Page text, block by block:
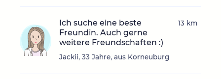
Ich suche eine beste
Freundin. Auch gerne
weitere Freundschaften :)
Jackii, 33 Jahre, aus Korneuburg
13 km